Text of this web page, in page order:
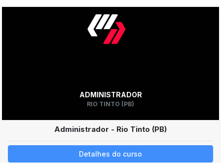
ADMINISTRADOR
RIO TINTO (PB)
Administrador - Rio Tinto (PB)
Detalhes do curso